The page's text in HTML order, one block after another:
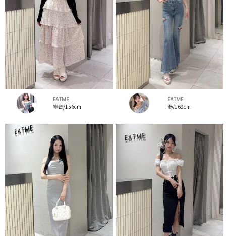
EATME
寧音/156cm
EATME
奏/169cm